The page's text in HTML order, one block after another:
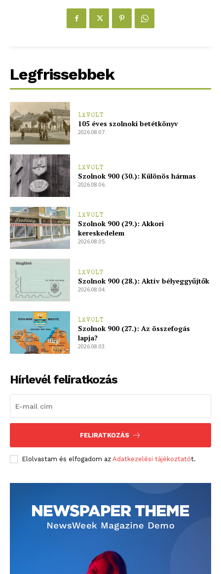
ELŐFIZETÉS
Hasznos
bSZ fiók
Kapcsolat
Adatkezelési tájékoztató
Legfrissebbek
1XVOLT
105 éves szolnoki betétkönyv
2026.08.07.
1XVOLT
Szolnok 900 (30.): Különös hármas
2026.08.06.
1XVOLT
Szolnok 900 (29.): Akkori
kereskedelem
2026.08.05.
1XVOLT
Szolnok 900 (28.): Aktív bélyeggyűjtők
2026.08.04.
1XVOLT
Szolnok 900 (27.): Az összefogás
lapja?
2026.08.03.
Hírlevél feliratkozás
FELIRATKOZÁS
Elolvastam és elfogadom az Adatkezelési tájékoztatót.